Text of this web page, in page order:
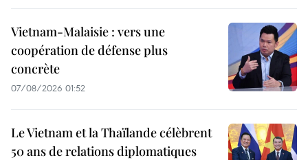
Vietnam-Malaisie : vers une
coopération de défense plus
concrète
07/08/2026 01:52
Le Vietnam et la Thaïlande célèbrent
50 ans de relations diplomatiques